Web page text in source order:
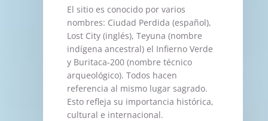
El sitio es conocido por varios
nombres: Ciudad Perdida (español),
Lost City (inglés), Teyuna (nombre
indígena ancestral) el Infierno Verde
y Buritaca-200 (nombre técnico
arqueológico). Todos hacen
referencia al mismo lugar sagrado.
Esto refleja su importancia histórica,
cultural e internacional.